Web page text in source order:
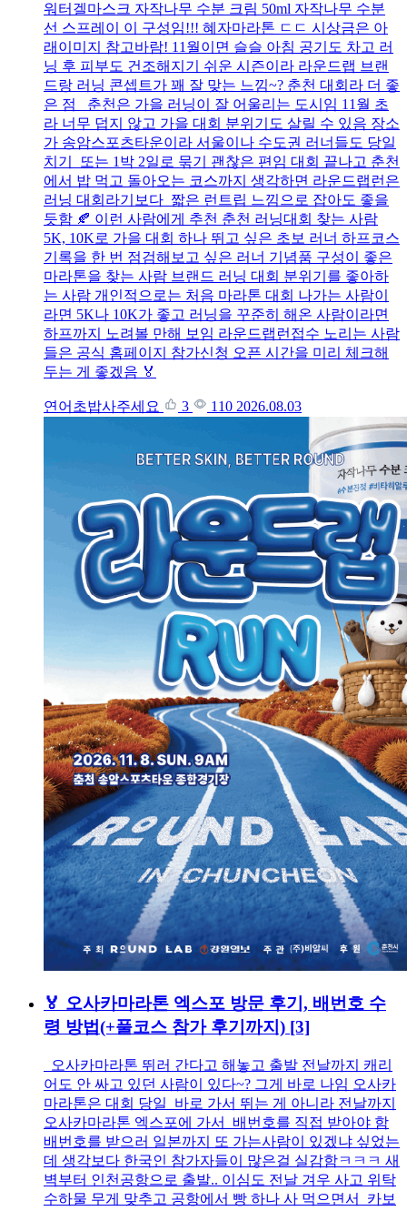
워터겔마스크 자작나무 수분 크림 50ml 자작나무 수분
선 스프레이 이 구성임!!! 혜자마라톤 ㄷㄷ 시상금은 아
래이미지 참고바람! 11월이면 슬슬 아침 공기도 차고 러
닝 후 피부도 건조해지기 쉬운 시즌이라 라운드랩 브랜
드랑 러닝 콘셉트가 꽤 잘 맞는 느낌~? 춘천 대회라 더 좋
은 점 춘천은 가을 러닝이 잘 어울리는 도시임 11월 초
라 너무 덥지 않고 가을 대회 분위기도 살릴 수 있음 장소
가 송암스포츠타운이라 서울이나 수도권 러너들도 당일
치기 또는 1박 2일로 묶기 괜찮은 편임 대회 끝나고 춘천
에서 밥 먹고 돌아오는 코스까지 생각하면 라운드랩런은
러닝 대회라기보다 짧은 런트립 느낌으로 잡아도 좋을
듯함 🍂 이런 사람에게 추천 춘천 러닝대회 찾는 사람
5K, 10K로 가을 대회 하나 뛰고 싶은 초보 러너 하프코스
기록을 한 번 점검해보고 싶은 러너 기념품 구성이 좋은
마라톤을 찾는 사람 브랜드 러닝 대회 분위기를 좋아하
는 사람 개인적으로는 처음 마라톤 대회 나가는 사람이
라면 5K나 10K가 좋고 러닝을 꾸준히 해온 사람이라면
하프까지 노려볼 만해 보임 라운드랩런접수 노리는 사람
들은 공식 홈페이지 참가신청 오픈 시간을 미리 체크해
두는 게 좋겠음 🏅
연어초밥사주세요 3 110 2026.08.03
🏅 오사카마라톤 엑스포 방문 후기, 배번호 수
령 방법(+풀코스 참가 후기까지) [3]
오사카마라톤 뛰러 간다고 해놓고 출발 전날까지 캐리
어도 안 싸고 있던 사람이 있다~? 그게 바로 나임 오사카
마라톤은 대회 당일 바로 가서 뛰는 게 아니라 전날까지
오사카마라톤 엑스포에 가서 배번호를 직접 받아야 함
배번호를 받으러 일본까지 또 가는사람이 있겠냐 싶었는
데 생각보다 한국인 참가자들이 많은걸 실감함ㅋㅋㅋ 새
벽부터 인천공항으로 출발.. 이심도 전날 겨우 사고 위탁
수하물 무게 맞추고 공항에서 빵 하나 사 먹으면서 카보